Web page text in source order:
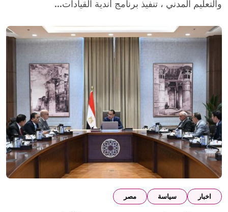
والتعليم المدني ، تنفيذ برنامج أندية القيادات...
اخبار سياسة مصر